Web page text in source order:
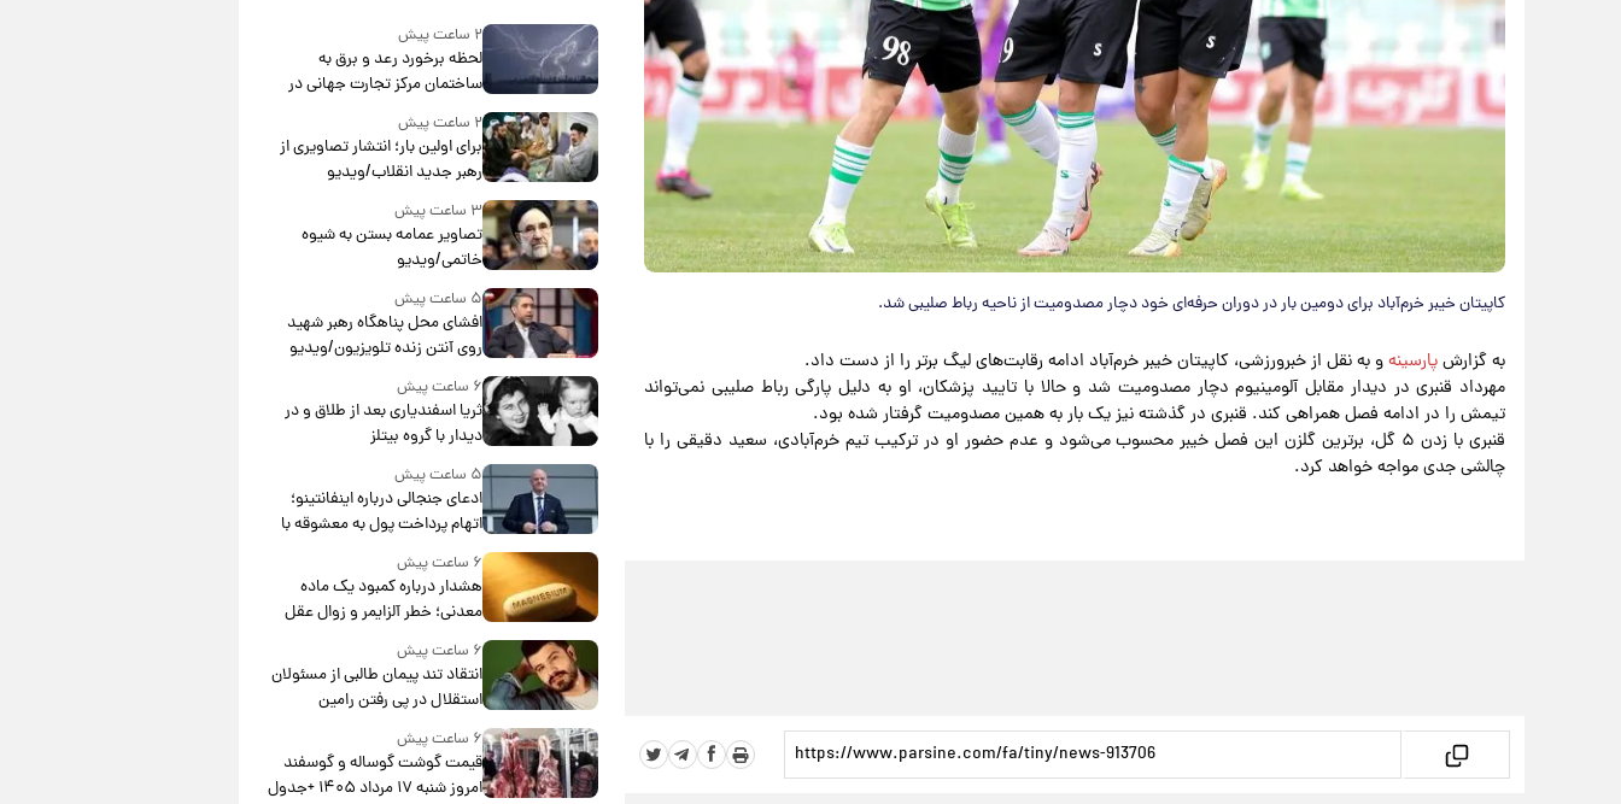
کاپیتان خیبر خرم‌آباد برای دومین بار در دوران حرفه‌ای خود دچار مصدومیت از ناحیه رباط صلیبی شد.
به گزارشپارسینهو به نقل از خبرورزشی، کاپیتان خیبر خرم‌آباد ادامه رقابت‌های لیگ برتر را از دست داد.
مهرداد قنبری در دیدار مقابل آلومینیوم دچار مصدومیت شد و حالا با تایید پزشکان، او به دلیل پارگی رباط صلیبی نمی‌تواند
تیمش را در ادامه فصل همراهی کند. قنبری در گذشته نیز یک بار به همین مصدومیت گرفتار شده بود.
قنبری با زدن ۵ گل، برترین گلزن این فصل خیبر محسوب می‌شود و عدم حضور او در ترکیب تیم خرم‌آبادی، سعید دقیقی را با
چالشی جدی مواجه خواهد کرد.
۲ ساعت پیش
لحظه برخورد رعد و برق به
ساختمان مرکز تجارت جهانی در
آمریکا + فیلم
۲ ساعت پیش
برای اولین بار؛ انتشار تصاویری از
رهبر جدید انقلاب/ویدیو
۳ ساعت پیش
تصاویر عمامه بستن به شیوه
خاتمی/ویدیو
۵ ساعت پیش
افشای محل پناهگاه‌ رهبر شهید
روی آنتن زنده تلویزیون/ویدیو
۶ ساعت پیش
ثریا اسفندیاری بعد از طلاق و در
دیدار با گروه بیتلز
۵ ساعت پیش
ادعای جنجالی درباره اینفانتینو؛
اتهام پرداخت پول به معشوقه با
درآمد یوفا
۶ ساعت پیش
هشدار درباره کمبود یک ماده
معدنی؛ خطر آلزایمر و زوال عقل
افزایش می‌یابد؟
۶ ساعت پیش
انتقاد تند پیمان طالبی از مسئولان
استقلال در پی رفتن رامین
رضاییان+ عکس
۶ ساعت پیش
قیمت گوشت گوساله و گوسفند
امروز شنبه ۱۷ مرداد ۱۴۰۵ +جدول